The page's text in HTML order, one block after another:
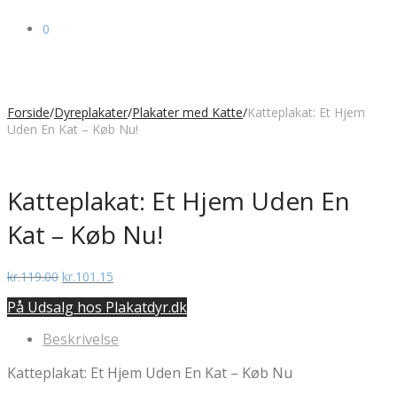
0
Forside/Dyreplakater/Plakater med Katte/Katteplakat: Et Hjem
Uden En Kat – Køb Nu!
Katteplakat: Et Hjem Uden En
Kat – Køb Nu!
kr.119.00 Den
pris
kr.119.00.
kr.101.15
pris
kr.101.15.
På Udsalg hos Plakatdyr.dk
Beskrivelse
Katteplakat: Et Hjem Uden En Kat – Køb Nu